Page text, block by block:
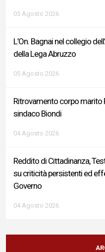
05 Agosto 2026
L’On. Bagnai nel collegio
della Lega Abruzzo
05 Agosto 2026
Ritrovamento corpo marito
sindaco Biondi
04 Agosto 2026
Reddito di Cittadinanza,
su criticità persistenti ed
Governo
04 Agosto 2026
Sigismondi, Liris e Testa:
Ministro Roccella e alla sua